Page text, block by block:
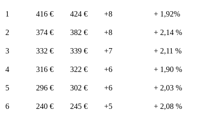
1 416 € 424 € +8 + 1,92%
2 374 € 382 € +8 + 2,14 %
3 332 € 339 € +7 + 2,11 %
4 316 € 322 € +6 + 1,90 %
5 296 € 302 € +6 + 2,03 %
6 240 € 245 € +5 + 2,08 %